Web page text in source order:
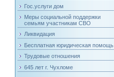
Гос.услуги дом
Меры социальной поддержки
семьям участникам СВО
Ликвидация
Бесплатная юридическая помощь
Трудовые отношения
645 лет г. Чухломе